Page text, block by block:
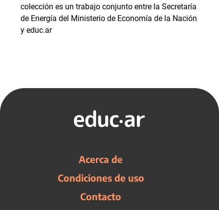
colección es un trabajo conjunto entre la Secretaría
de Energía del Ministerio de Economía de la Nación
y educ.ar
Acerca de
Condiciones de uso
Contacto